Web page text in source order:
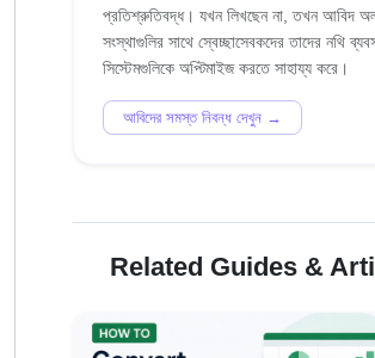
প্রতিশ্রুতিবদ্ধ। যখন লিখছেন না, তখন আবিদ
সংস্থাগুলির সাথে স্বেচ্ছাসেবকদের তাদের নথি
আবিদের সমস্ত নিবন্ধ দেখুন →
Related Guides &